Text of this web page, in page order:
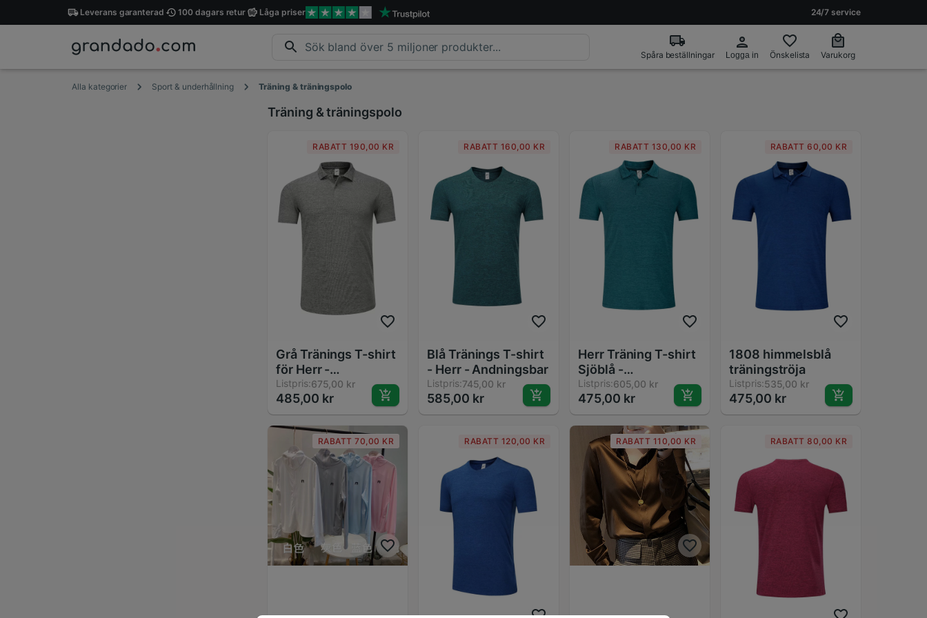
Leverans garanterad 100 dagars retur Låga priser 24/7 service
Spåra beställningar Logga in Önskelista Varukorg
Alla kategorier Sport & underhållning Träning & träningspolo
Träning & träningspolo
RABATT 190,00 KR
Grå Tränings T-shirt
för Herr -
Andningsbar,
Normal Passform
Listpris:675,00 kr
485,00 kr
RABATT 160,00 KR
Blå Tränings T-shirt
- Herr - Andningsbar
Listpris:745,00 kr
585,00 kr
RABATT 130,00 KR
Herr Träning T-shirt
Sjöblå -
Andningsbar -
Normal Passform
Listpris:605,00 kr
475,00 kr
RABATT 60,00 KR
1808 himmelsblå
träningströja
Listpris:535,00 kr
475,00 kr
RABATT 70,00 KR RABATT 120,00 KR RABATT 110,00 KR RABATT 80,00 KR